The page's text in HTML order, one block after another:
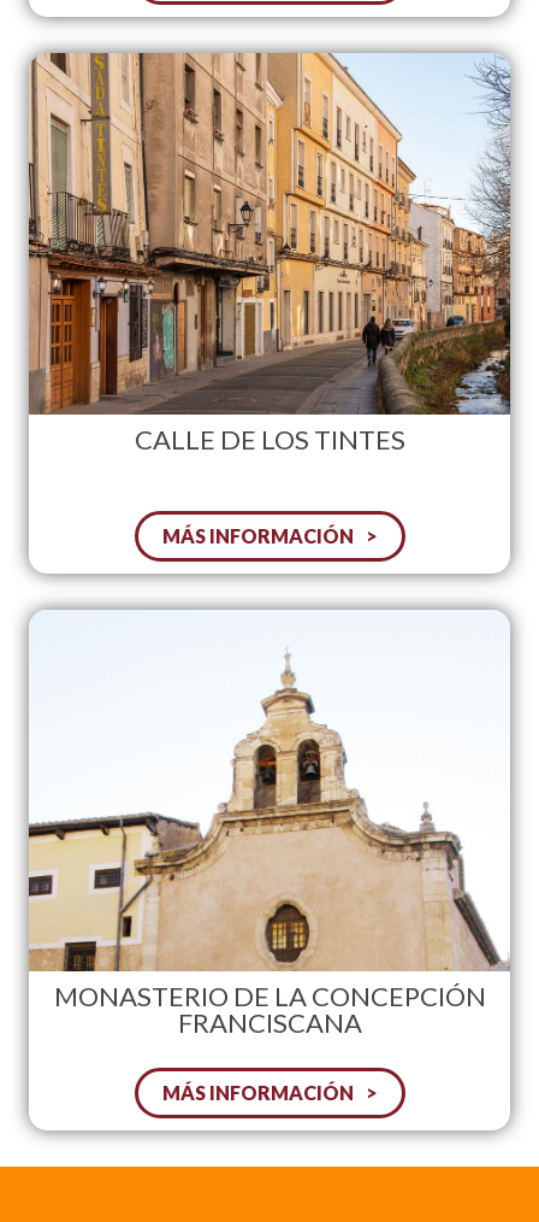
CALLE DE LOS TINTES
MÁS INFORMACIÓN
MONASTERIO DE LA CONCEPCIÓN
FRANCISCANA
MÁS INFORMACIÓN